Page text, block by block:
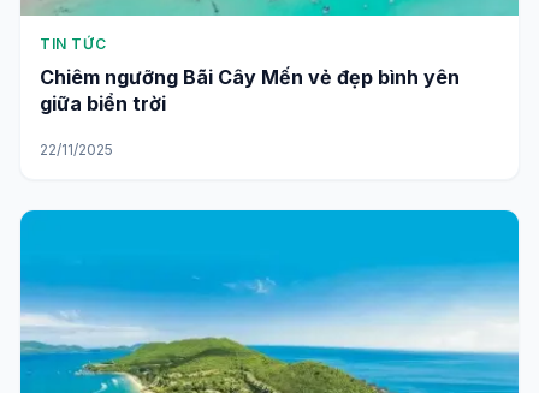
TIN TỨC
Chiêm ngưỡng Bãi Cây Mến vẻ đẹp bình yên
giữa biển trời
22/11/2025